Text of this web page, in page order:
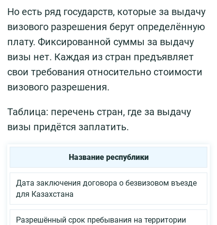
Но есть ряд государств, которые за выдачу
визового разрешения берут определённую
плату. Фиксированной суммы за выдачу
визы нет. Каждая из стран предъявляет
свои требования относительно стоимости
визового разрешения.
Таблица: перечень стран, где за выдачу
визы придётся заплатить.
Название республики
Дата заключения договора о безвизовом въезде
для Казахстана
Разрешённый срок пребывания на территории